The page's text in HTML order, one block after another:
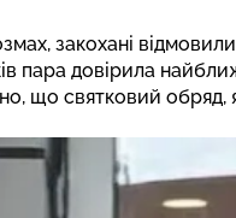
закохані
пара довірила
що святковий обряд,